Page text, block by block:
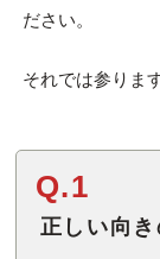
ださい。
それでは参ります
Q.1
正しい向